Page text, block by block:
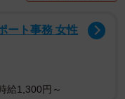
ート事務 女性
給1,300円～